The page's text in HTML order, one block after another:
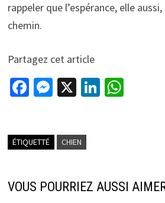
rappeler que l’espérance, elle
chemin.
Partagez cet article
Fa
o
k
M
n
r
X Li W
p
ÉTIQUETTÉ CHIEN
VOUS POURRIEZ AUSSI